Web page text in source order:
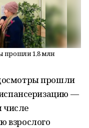
прошли 1,8 млн
прошли
—
числе
взрослого